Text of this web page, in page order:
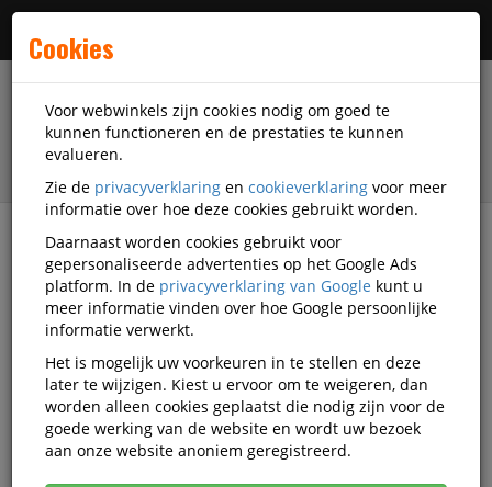
Alle categorieën
Pakketwagens Video's
Alle video's
Cookies
Voor webwinkels zijn cookies nodig om goed te
kunnen functioneren en de prestaties te kunnen
evalueren.
Zie de privacyverklaring en cookieverklaring voor meer
informatie over hoe deze cookies gebruikt worden.
Daarnaast worden cookies gebruikt voor
gepersonaliseerde advertenties op het Google Ads
platform. In de privacyverklaring van Google kunt u
meer informatie vinden over hoe Google persoonlijke
informatie verwerkt.
Het is mogelijk uw voorkeuren in te stellen en deze
later te wijzigen. Kiest u ervoor om te weigeren, dan
worden alleen cookies geplaatst die nodig zijn voor de
goede werking van de website en wordt uw bezoek
aan onze website anoniem geregistreerd.